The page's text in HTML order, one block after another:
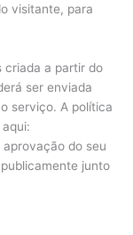
visitante, para
criada a partir do
ser enviada
serviço. A política
do seu
junto